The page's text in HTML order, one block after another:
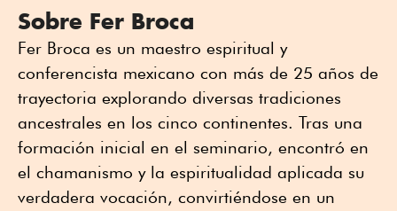
Sobre Fer Broca
Fer Broca es un maestro espiritual y
conferencista mexicano con más de 25 años de
trayectoria explorando diversas tradiciones
ancestrales en los cinco continentes. Tras una
formación inicial en el seminario, encontró en
el chamanismo y la espiritualidad aplicada su
verdadera vocación, convirtiéndose en un